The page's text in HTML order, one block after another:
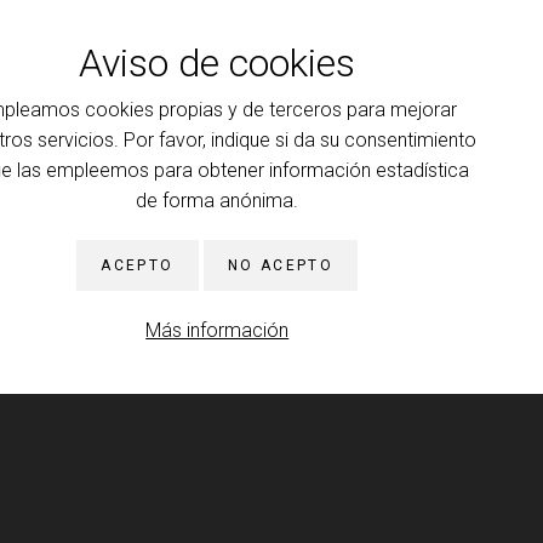
Aviso de cookies
cookies propias y de terceros para mejorar
servicios. Por favor, indique si da su consentimiento
las empleemos para obtener información estadística
de forma anónima.
ACEPTO NO ACEPTO
Más información
INFORMACIÓN
Sanchez-Biezma de Lander: Del fantasma al sinthoma
del fantasma al destello de lo real
de los discursos
Sanchez-Biezma de Lander:Del fantasma al sinthoma
del fantasma al destello de lo real